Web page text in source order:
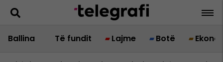
Ballina Të fundit Lajme Botë